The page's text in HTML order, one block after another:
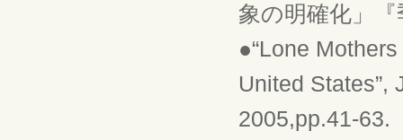
象の明確化」
●“Lone
United States”,
2005,pp.41-63.